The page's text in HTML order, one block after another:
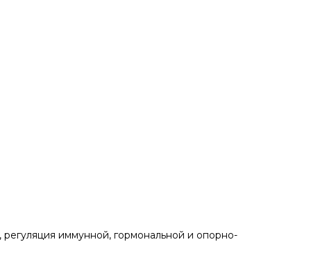
иммунной, гормональной и опорно-